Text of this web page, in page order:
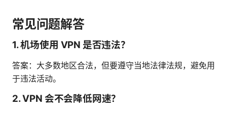
常见问题解答
1. 机场使用 VPN 是否违法？
答案：大多数地区合法，但要遵守当地法律法规，避免用
于违法活动。
2. VPN 会不会降低网速？